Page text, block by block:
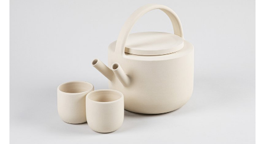
workshop conduit par Nadine Sterk de Atelier NL, les étudiants de
BA en Design Industriel ont été invités à créer de la céramique de
table autour du thème "Abondance & Rareté" à partir de terre
vernaculaire collectée dans les bois de Sauvabelin à Lausanne.
Les étudiants et l'équipe n'ont pas hésité à se tacher les mains (et
les vêtements) pour pétrir, tourner, former, émailler et cuire de la
céramique de table qui raconte une histoire.